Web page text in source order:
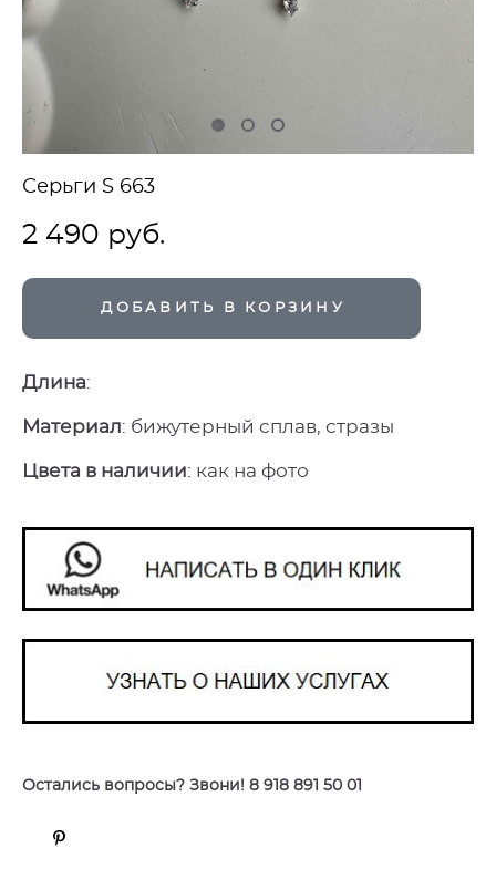
Серьги S 663
2 490 pуб.
ДОБАВИТЬ В КОРЗИНУ
Длина:
Материал: бижутерный сплав, стразы
Цвета в наличии: как на фото
Остались вопросы? Звони! 8 918 891 50 01